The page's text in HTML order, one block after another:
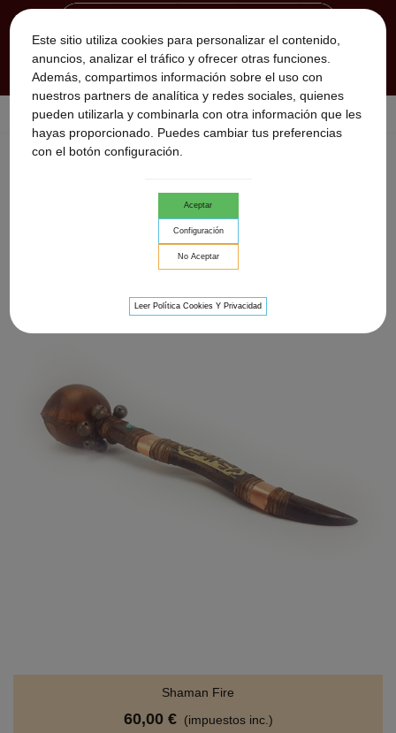
Este sitio utiliza cookies para personalizar el contenido,
anuncios, analizar el tráfico y ofrecer otras funciones.
Además, compartimos información sobre el uso con
nuestros partners de analítica y redes sociales, quienes
pueden utilizarla y combinarla con otra información que les
hayas proporcionado. Puedes cambiar tus preferencias
con el botón configuración.
Aceptar
Configuración
No Aceptar
Leer Política Cookies Y Privacidad
Inicio > sonajeros chamánicos > Sonajero Shaman Fire
SONAJERO SHAMAN FIRE
Shaman Fire
60,00 € (impuestos inc.)